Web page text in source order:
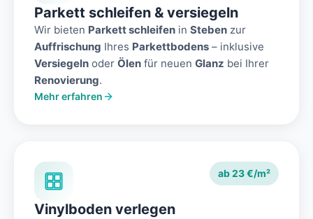
Parkett schleifen & versiegeln
Wir bieten Parkett schleifen in Steben zur
Auffrischung Ihres Parkettbodens – inklusive
Versiegeln oder Ölen für neuen Glanz bei Ihrer
Renovierung.
Mehr erfahren
ab 23 €/m²
Vinylboden verlegen